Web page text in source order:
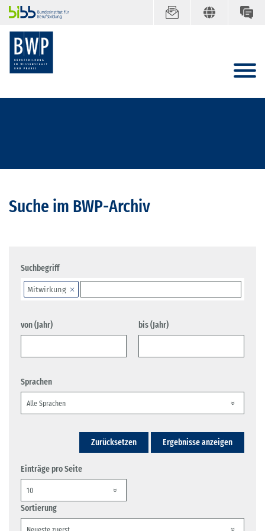
Suche im BWP-Archiv
Suchbegriff
Mitwirkung
von (Jahr) bis (Jahr)
Sprachen
Zurücksetzen Ergebnisse anzeigen
Einträge pro Seite
Sortierung